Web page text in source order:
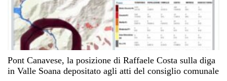
Pont Canavese, la posizione di Raffaele Costa sulla diga
in Valle Soana depositato agli atti del consiglio comunale